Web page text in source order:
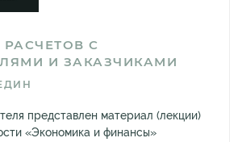
С
И ЗАКАЗЧИКАМИ
представлен материал (лекции)
«Экономика и финансы»